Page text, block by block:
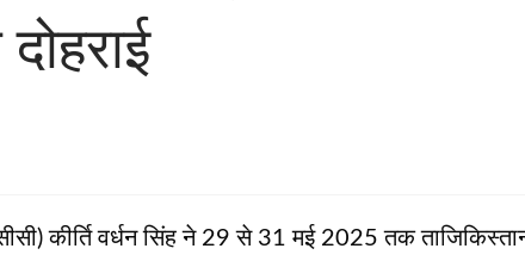
कीर्ति वर्धन सिंह ने 29 से 31 मई 2025 तक